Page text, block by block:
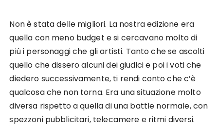
Non è stata delle migliori. La nostra edizione era
quella con meno budget e si cercavano molto di
più i personaggi che gli artisti. Tanto che se ascolti
quello che dissero alcuni dei giudici e poi i voti che
diedero successivamente, ti rendi conto che c’è
qualcosa che non torna. Era una situazione molto
diversa rispetto a quella di una battle normale, con
spezzoni pubblicitari, telecamere e ritmi diversi.